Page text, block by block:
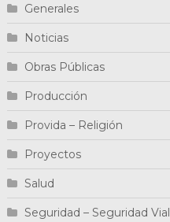
Generales
Noticias
Obras Públicas
Producción
Provida – Religión
Proyectos
Salud
Seguridad – Seguridad Vial